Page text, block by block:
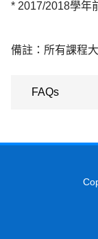
* 2017/2018學年
備註：所有課程
FAQs